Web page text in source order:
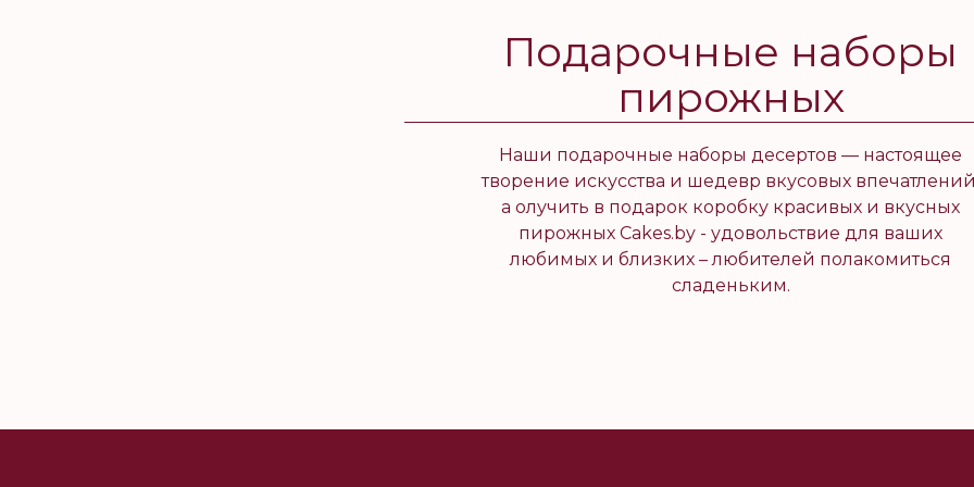
Подарочные наборы
пирожных
Наши подарочные наборы десертов — настоящее
творение искусства и шедевр вкусовых
а олучить в подарок коробку красивых и вкусных
пирожных Cakes.by - удовольствие для ваших
любимых и близких – любителей полакомиться
сладеньким.